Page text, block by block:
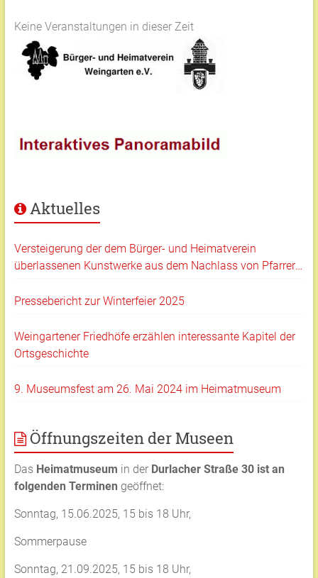
Keine Veranstaltungen in dieser Zeit
Aktuelles
Versteigerung der dem Bürger- und Heimatverein
überlassenen Kunstwerke aus dem Nachlass von Pfarrer
Pressebericht zur Winterfeier 2025
Weingartener Friedhöfe erzählen interessante Kapitel der
Ortsgeschichte
9. Museumsfest am 26. Mai 2024 im Heimatmuseum
Öffnungszeiten der Museen
Das Heimatmuseum in der Durlacher Straße 30 ist an
folgenden Terminen geöffnet:
Sonntag, 15.06.2025, 15 bis 18 Uhr,
Sommerpause
Sonntag, 21.09.2025, 15 bis 18 Uhr,